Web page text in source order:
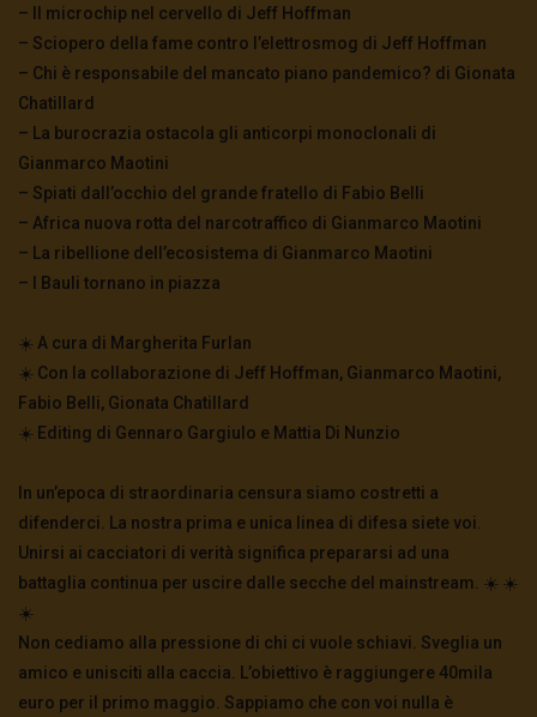
– Il microchip nel cervello di Jeff Hoffman
– Sciopero della fame contro l’elettrosmog di Jeff Hoffman
– Chi è responsabile del mancato piano pandemico? di Gionata
Chatillard
– La burocrazia ostacola gli anticorpi monoclonali di
Gianmarco Maotini
– Spiati dall’occhio del grande fratello di Fabio Belli
– Africa nuova rotta del narcotraffico di Gianmarco Maotini
– La ribellione dell’ecosistema di Gianmarco Maotini
– I Bauli tornano in piazza
☀️ A cura di Margherita Furlan
☀️ Con la collaborazione di Jeff Hoffman, Gianmarco Maotini,
Fabio Belli, Gionata Chatillard
☀️ Editing di Gennaro Gargiulo e Mattia Di Nunzio
In un’epoca di straordinaria censura siamo costretti a
difenderci. La nostra prima e unica linea di difesa siete voi.
Unirsi ai cacciatori di verità significa prepararsi ad una
battaglia continua per uscire dalle secche del mainstream. ☀️ ☀️
☀️
Non cediamo alla pressione di chi ci vuole schiavi. Sveglia un
amico e unisciti alla caccia. L’obiettivo è raggiungere 40mila
euro per il primo maggio. Sappiamo che con voi nulla è